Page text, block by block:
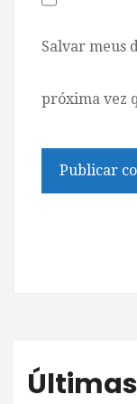
Salvar meus
próxima vez